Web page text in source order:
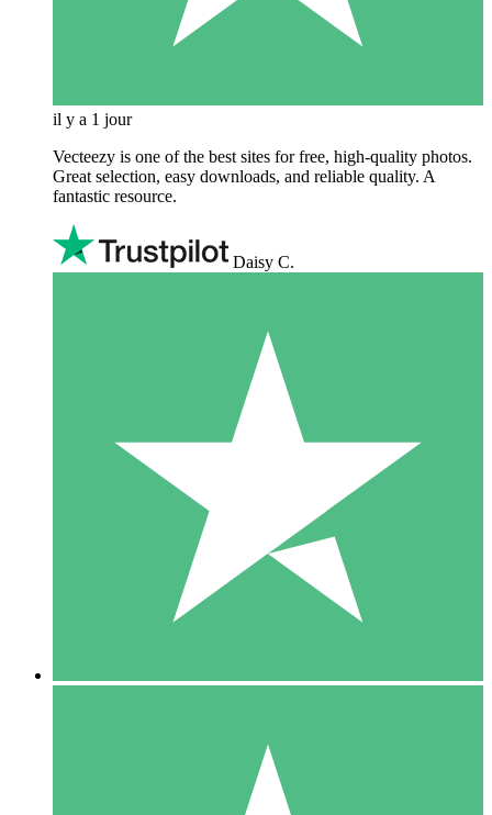
il y a 1 jour
Vecteezy is one of the best sites for free, high‑quality photos.
Great selection, easy downloads, and reliable quality. A
fantastic resource.
Daisy C.